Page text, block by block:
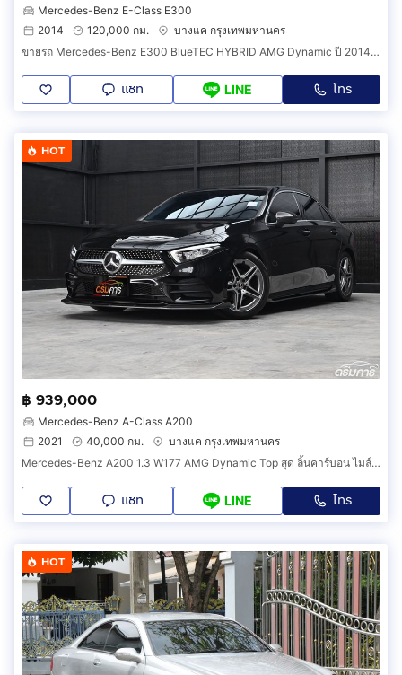
Mercedes-Benz E-Class E300
2014
120,000 กม.
บางแค กรุงเทพมหานคร
ขายรถ Mercedes-Benz E300 BlueTEC HYBRID AMG Dynamic ปี 2014 รุ่นท็อปสุดโฉม Facelift สภาพสวยจัดมือเดียวออกศูนย์ Benz Thailand HHDF
แชท LINE โทร
HOT
฿ 939,000
Mercedes-Benz A-Class A200
2021
40,000 กม.
บางแค กรุงเทพมหานคร
Mercedes-Benz A200 1.3 W177 AMG Dynamic Top สุด ลิ้นคาร์บอน ไมล์ 4 หมื่น ปี 2021 รหัสสินค้า HHDE
แชท LINE โทร
HOT